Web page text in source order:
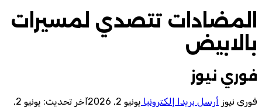
المضادات تتصدي لمسيرات
بالابيض
فوري نيوز
فوري نيوز أرسل بريدا إلكترونيا يونيو 2, 2026
آخر تحديث: يونيو 2,